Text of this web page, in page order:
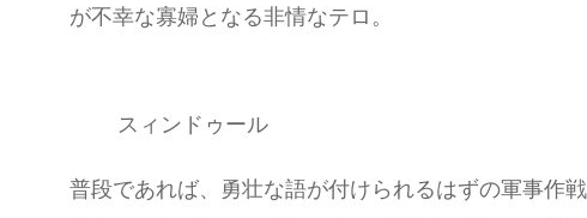
が不幸な寡婦となる非情なテロ。
スィンドゥール
普段であれば、勇壮な語が付けられるはずの軍事作